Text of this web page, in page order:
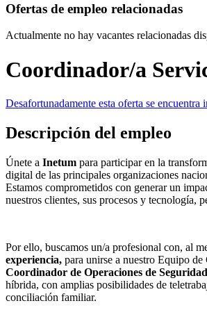
Ofertas de empleo relacionadas
Actualmente no hay vacantes relacionadas
Coordinador/a
Desafortunadamente esta oferta se encuentra
Descripción del empleo
Únete a Inetum para participar en la
digital de las principales organizaciones
Estamos comprometidos con generar un
nuestros clientes, sus procesos y tecnología,
Por ello, buscamos un/a profesional con, al
experiencia, para unirse a nuestro Equipo
Coordinador de Operaciones de
híbrida, con amplias posibilidades de
conciliación familiar.